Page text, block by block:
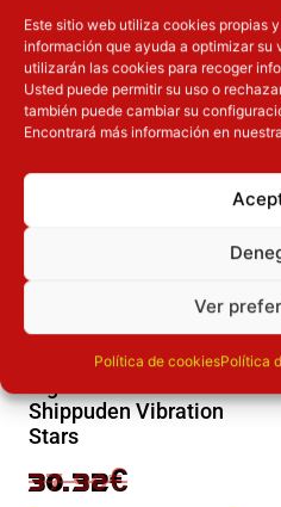
Este sitio web utiliza cookies propias
información que ayuda a optimizar su
utilizarán las cookies para recoger
Usted puede permitir su uso o
también puede cambiar su
Encontrará más información en
Ver
Política de cookiesPolítica
OTROS
Inicie sesión
Novedades
Shippuden Vibration
Stars
37.90€
El precio original era: 37.90€.
30.32€
El precio actual es: 30.32€.